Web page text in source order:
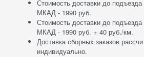
Стоимость доставки до
МКАД - 1990 руб.
Стоимость доставки до
МКАД - 1990 руб. + 40 руб./км.
Доставка сборных заказов
индивидуально.